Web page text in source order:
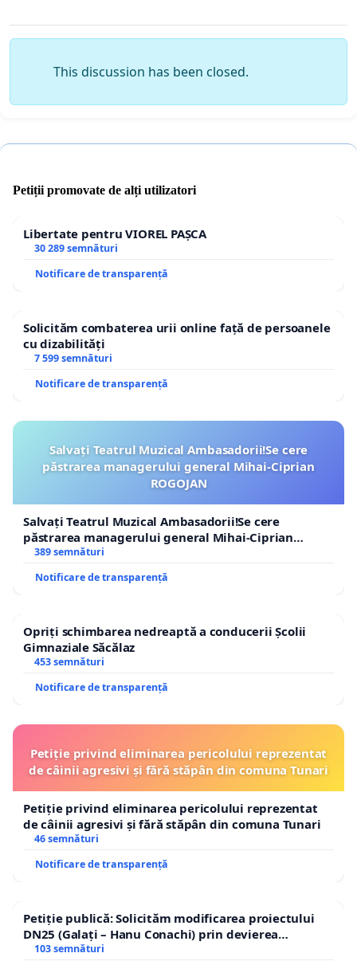
This discussion has been closed.
Petiții promovate de alți utilizatori
Libertate pentru VIOREL PAȘCA
30 289 semnături
Notificare de transparență
Solicităm combaterea urii online față de persoanele
cu dizabilități
7 599 semnături
Notificare de transparență
Salvați Teatrul Muzical Ambasadorii!Se cere
păstrarea managerului general Mihai-Ciprian
ROGOJAN
Salvați Teatrul Muzical Ambasadorii!Se cere
păstrarea managerului general Mihai-Ciprian
ROGOJAN
389 semnături
Notificare de transparență
Opriți schimbarea nedreaptă a conducerii Școlii
Gimnaziale Săcălaz
453 semnături
Notificare de transparență
Petiție privind eliminarea pericolului reprezentat
de câinii agresivi și fără stăpân din comuna Tunari
Petiție privind eliminarea pericolului reprezentat
de câinii agresivi și fără stăpân din comuna Tunari
46 semnături
Notificare de transparență
Petiție publică: Solicităm modificarea proiectului
DN25 (Galați – Hanu Conachi) prin devierea
traseului în afara localităților!
103 semnături